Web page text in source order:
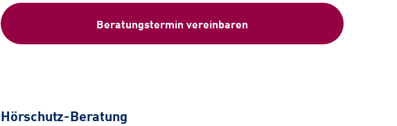
Beratungstermin vereinbaren
Hörschutz-Beratung